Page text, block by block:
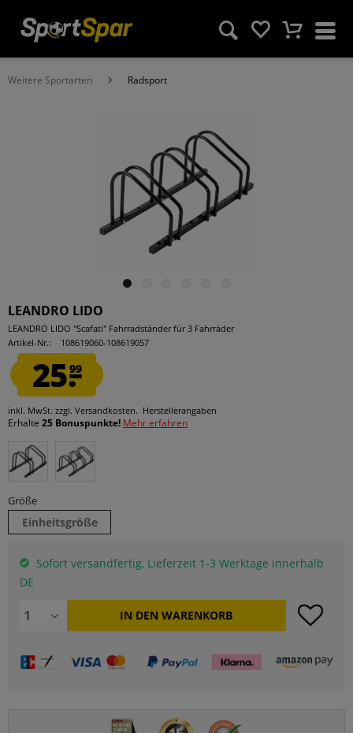
Weitere Sportarten Radsport
LEANDRO LIDO
LEANDRO LIDO "Scafati" Fahrradständer für 3 Fahrräder
Artikel-Nr.:
108619060-108619057
25.99
inkl. MwSt. zzgl. Versandkosten. Herstellerangaben
Erhalte 25 Bonuspunkte! Mehr erfahren
Größe
Einheitsgröße
Sofort versandfertig, Lieferzeit 1-3 Werktage innerhalb
DE
IN DEN WARENKORB